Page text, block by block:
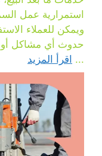
استمرارية عمل
ويمكن للعملاء
حدوث أي مشاكل أو
... اقرأ المزيد